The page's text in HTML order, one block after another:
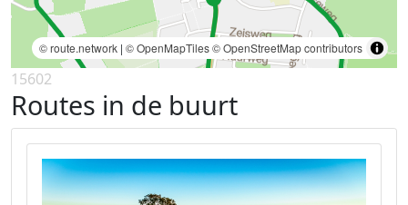
© route.network | © OpenMapTiles© OpenStreetMap contributors
15602
Routes in de buurt